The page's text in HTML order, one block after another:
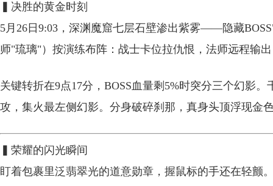
▍决胜的黄金时刻
5月26日9:03，深渊魔窟七层石壁渗出紫雾——隐藏
师"琉璃"）按演练布阵：战士卡位拉仇恨，法师远程输
关键转折在9点17分，BOSS血量剩5%时突分三个幻影
攻，集火最左侧幻影。分身破碎刹那，真身头顶浮现金
▍荣耀的闪光瞬间
盯着包裹里泛翡翠光的道意勋章，握鼠标的手还在轻颤